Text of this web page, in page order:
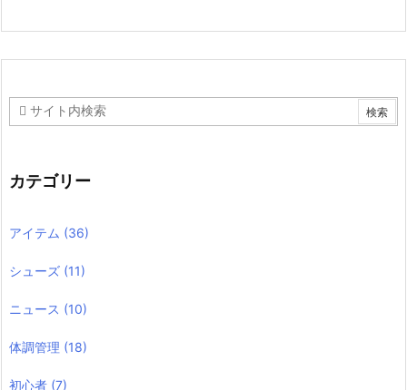
カテゴリー
アイテム (36)
シューズ (11)
ニュース (10)
体調管理 (18)
初心者 (7)